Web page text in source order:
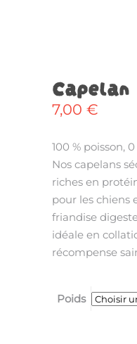
Capelan
7,00 €
100 % poisson,
Nos capelans
riches en
pour les chiens
friandise
idéale en
récompense
Poids